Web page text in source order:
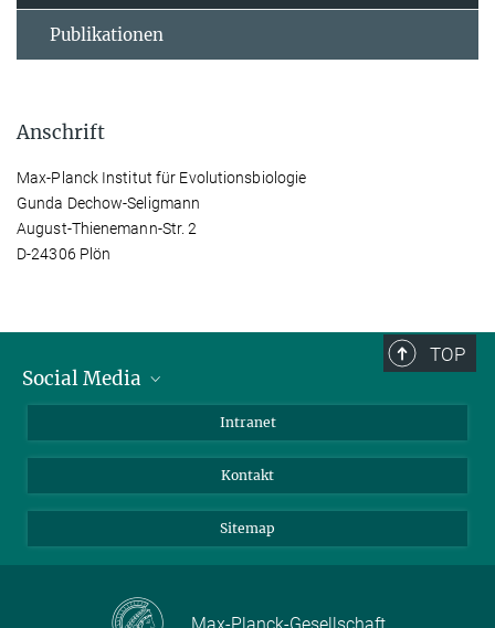
Publikationen
Anschrift
Max-Planck Institut für Evolutionsbiologie
Gunda Dechow-Seligmann
August-Thienemann-Str. 2
D-24306 Plön
TOP
Social Media
Intranet
Kontakt
Sitemap